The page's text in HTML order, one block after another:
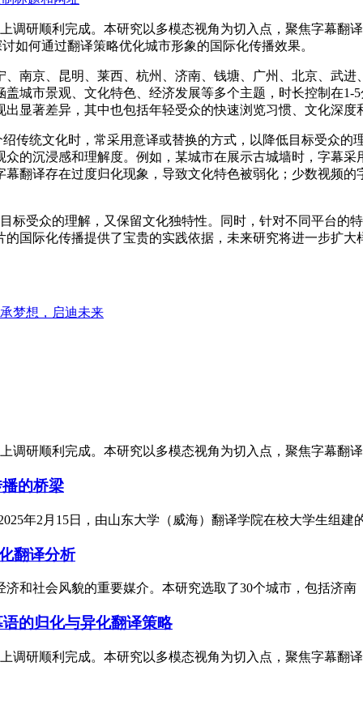
调研顺利完成。本研究以多模态视角为切入点，聚焦字幕翻
如何通过翻译策略优化城市形象的国际化传播效果。
南京、昆明、莱西、杭州、济南、钱塘、广州、北京、武
城市景观、文化特色、经济发展等多个主题，时长控制在
显著差异，其中也包括年轻受众的快速浏览习惯、文化深度
传统文化时，常采用意译或替换的方式，以降低目标受众
的沉浸感和理解度。例如，某城市在展示古城墙时，字幕
翻译存在过度归化现象，导致文化特色被弱化；少数视频
标受众的理解，又保留文化独特性。同时，针对不同平台的
国际化传播提供了宝贵的实践依据，未来研究将进一步扩
梦想，启迪未来
调研顺利完成。本研究以多模态视角为切入点，聚焦字幕翻
的桥梁
年2月15日，由山东大学（威海）翻译学院在校大学生组
翻译分析
和社会风貌的重要媒介。本研究选取了30个城市，包括济
的归化与异化翻译策略
调研顺利完成。本研究以多模态视角为切入点，聚焦字幕翻